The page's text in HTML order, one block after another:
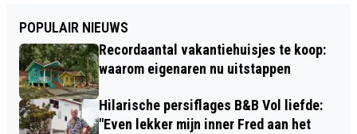
POPULAIR NIEUWS
Recordaantal vakantiehuisjes te koop:
waarom eigenaren nu uitstappen
Hilarische persiflages B&B Vol liefde:
"Even lekker mijn inner Fred aan het